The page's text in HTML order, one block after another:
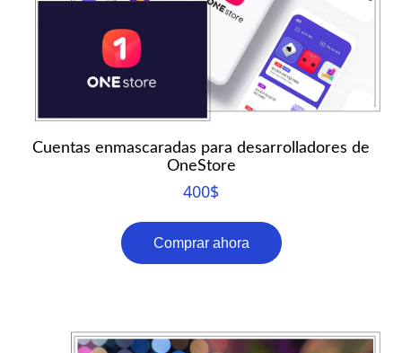
Cuentas enmascaradas para desarrolladores de
OneStore
400$
Comprar ahora